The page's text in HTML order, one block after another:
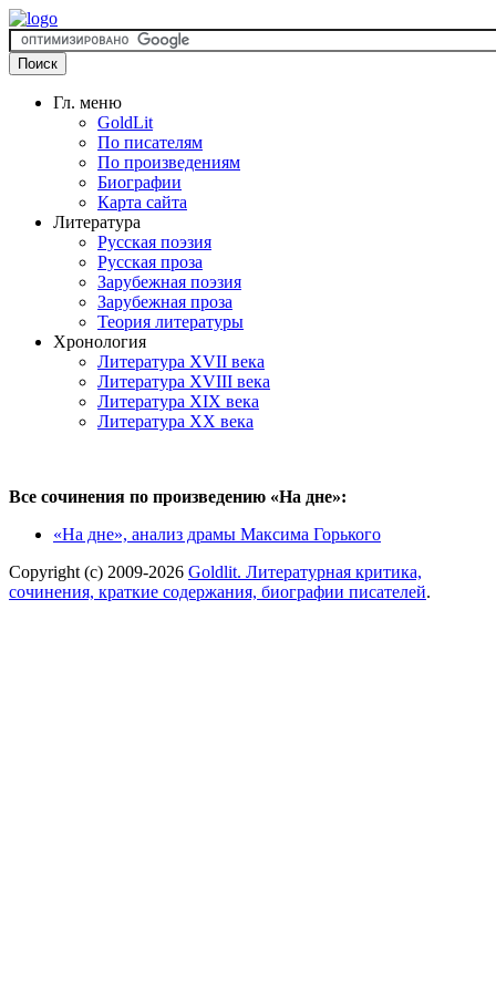
Гл. меню
GoldLit
По писателям
По произведениям
Биографии
Карта сайта
Литература
Русская поэзия
Русская проза
Зарубежная поэзия
Зарубежная проза
Теория литературы
Хронология
Литература XVII века
Литература XVIII века
Литература XIX века
Литература XX века
Все сочинения по произведению «На дне»:
«На дне», анализ драмы Максима Горького
Copyright (c) 2009-2026 Goldlit. Литературная критика,
сочинения, краткие содержания, биографии писателей.